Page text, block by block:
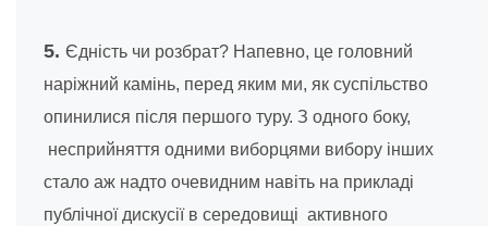
5. Єдність чи розбрат? Напевно, це головний
наріжний камінь, перед яким ми, як суспільство
опинилися після першого туру. З одного боку,
несприйняття одними виборцями вибору інших
стало аж надто очевидним навіть на прикладі
публічної дискусії в середовищі активного